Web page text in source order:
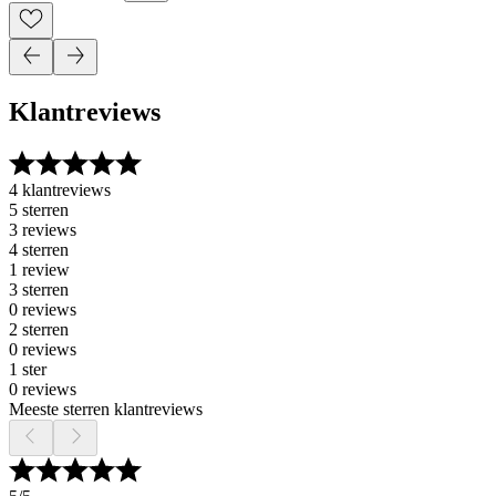
Klantreviews
4 klantreviews
5 sterren
3 reviews
4 sterren
1 review
3 sterren
0 reviews
2 sterren
0 reviews
1 ster
0 reviews
Meeste sterren klantreviews